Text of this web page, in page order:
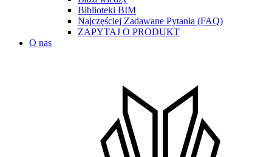
Biblioteki BIM
Najczęściej Zadawane Pytania (FAQ)
ZAPYTAJ O PRODUKT
O nas